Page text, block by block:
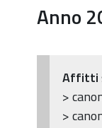
Anno
Affitti
>
>